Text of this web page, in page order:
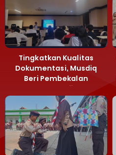
Tingkatkan Kualitas
Dokumentasi, Musdiq
Beri Pembekalan
Fotografi ‎